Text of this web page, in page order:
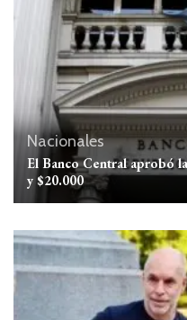
Nacionales
El Banco Central aprobó
y $20.000